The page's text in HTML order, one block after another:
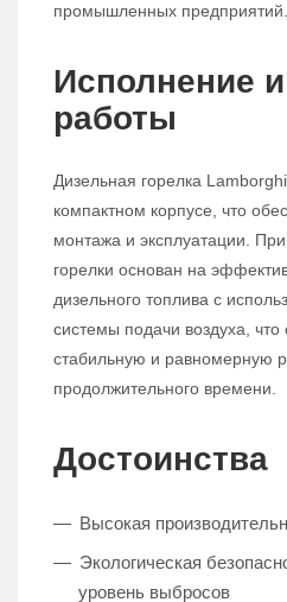
промышленных предприятий.
Исполнение
работы
Дизельная горелка
компактном корпусе, что
монтажа и эксплуатации.
горелки основан на
дизельного топлива с
системы подачи воздуха, что
стабильную и равномерную
продолжительного времени.
Достоинства
Высокая
Экологическая
уровень выбросов